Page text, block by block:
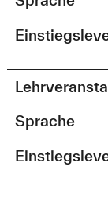
Sprache